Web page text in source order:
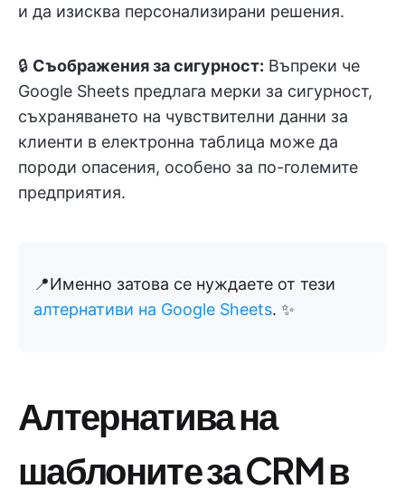
и да изисква персонализирани решения.
🔒 Съображения за сигурност: Въпреки че
Google Sheets предлага мерки за сигурност,
съхраняването на чувствителни данни за
клиенти в електронна таблица може да
породи опасения, особено за по-големите
предприятия.
📍Именно затова се нуждаете от тези
алтернативи на Google Sheets. ✨
Алтернатива на
шаблоните за CRM в